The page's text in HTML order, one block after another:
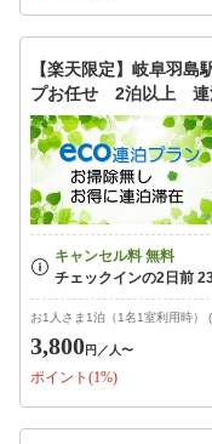
【楽天限定】岐阜羽
プお任せ 2泊以上 連
お1人さま1泊（1名1室利用時）
3,800円 ／人〜
ポイント(1%)